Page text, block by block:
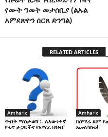
የሙት ዓመት መታሰቢያ (ልኡል
አምደጽዮን ሰርጸ ድንግል)
RELATED ARTICLES
Amharic
ጥብቅ ማስታወሻ :- ለእውነተኛ
የፋኖ ታጋዬችና የአማራ ህዝብ!
Amharic
በዐማራ ደም
አመለካከቱ!